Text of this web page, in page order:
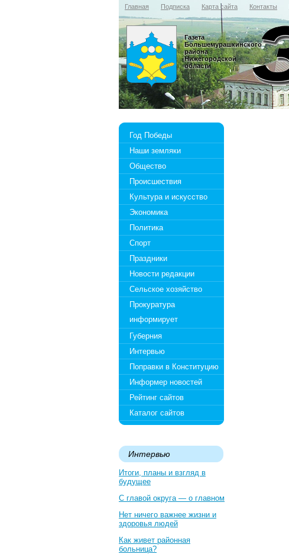
Главная Подписка Карта сайта Контакты
Газета
Большемурашкинского
района
Нижегородской
области
Год Победы
Наши земляки
Общество
Происшествия
Культура и искусство
Экономика
Политика
Спорт
Праздники
Новости редакции
Сельское хозяйство
Прокуратура
информирует
Губерния
Интервью
Поправки в Конституцию
Информер новостей
Рейтинг сайтов
Каталог сайтов
Интервью
Итоги, планы и взгляд в
будущее
С главой округа — о главном
Нет ничего важнее жизни и
здоровья людей
Как живет районная
больница?